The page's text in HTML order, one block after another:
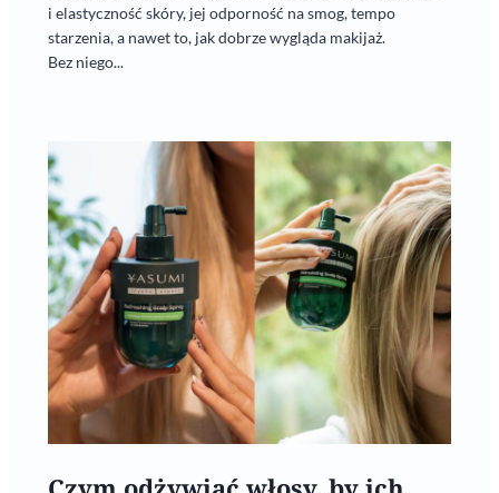
i elastyczność skóry, jej odporność na smog, tempo
starzenia, a nawet to, jak dobrze wygląda makijaż.
Bez niego...